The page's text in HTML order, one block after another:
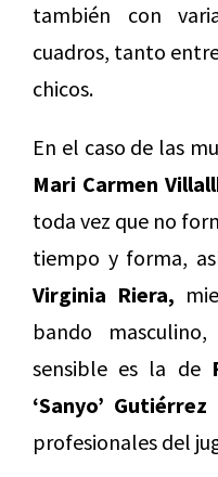
también con
cuadros, tanto
chicos.
En el caso de las
Mari Carmen
toda vez que no
tiempo y forma,
Virginia Riera,
bando
sensible es la de
‘Sanyo’ Gutiérrez
profesionales del